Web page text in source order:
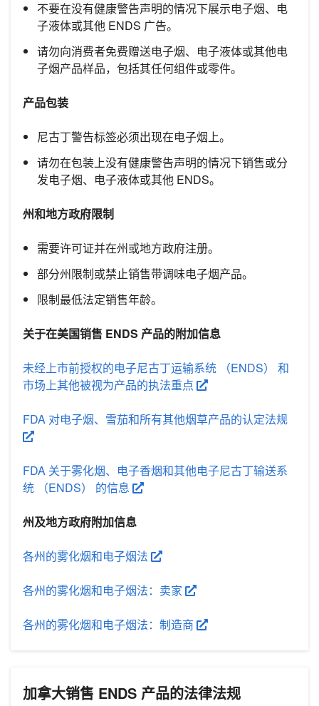
不要在没有健康警告声明的情况下展示电子烟、电
子液体或其他 ENDS 广告。
请勿向消费者免费赠送电子烟、电子液体或其他电
子烟产品样品，包括其任何组件或零件。
产品包装
尼古丁警告标签必须出现在电子烟上。
请勿在包装上没有健康警告声明的情况下销售或分
发电子烟、电子液体或其他 ENDS。
州和地方政府限制
需要许可证并在州或地方政府注册。
部分州限制或禁止销售带调味电子烟产品。
限制最低法定销售年龄。
关于在美国销售 ENDS 产品的附加信息
未经上市前授权的电子尼古丁运输系统 （ENDS） 和
市场上其他被视为产品的执法重点
FDA 对电子烟、雪茄和所有其他烟草产品的认定法规
FDA 关于雾化烟、电子香烟和其他电子尼古丁输送系
统 （ENDS） 的信息
州及地方政府附加信息
各州的雾化烟和电子烟法
各州的雾化烟和电子烟法：卖家
各州的雾化烟和电子烟法：制造商
加拿大销售 ENDS 产品的法律法规